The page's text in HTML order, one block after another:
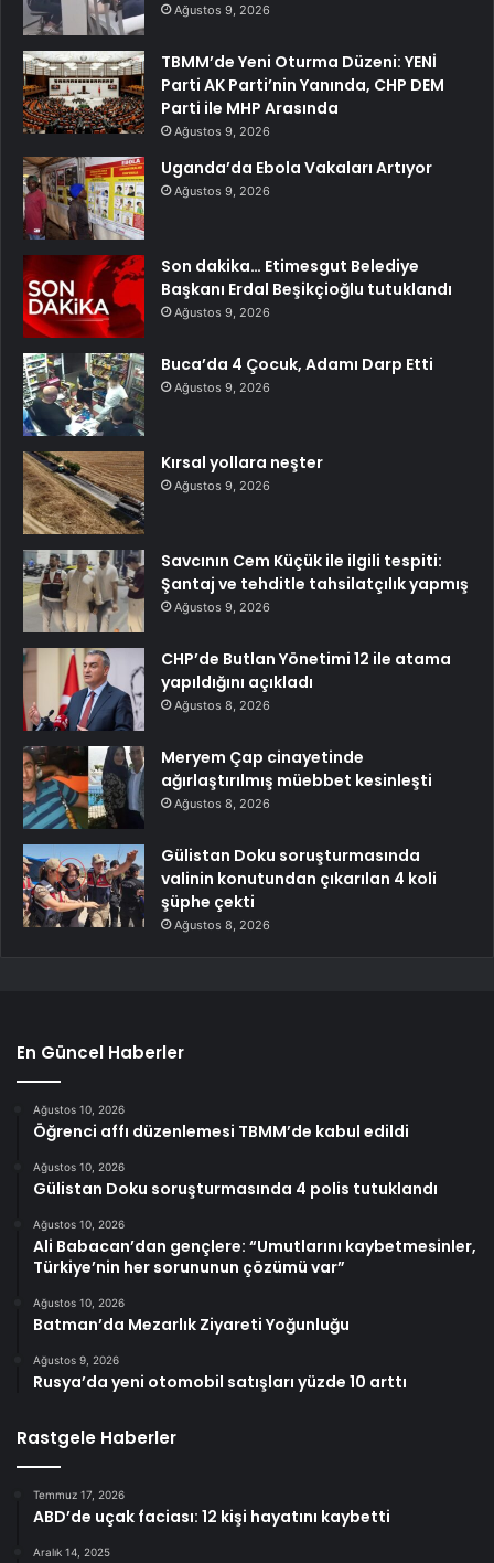
Ağustos 9, 2026
TBMM’de Yeni Oturma Düzeni: YENİ
Parti AK Parti’nin Yanında, CHP DEM
Parti ile MHP Arasında
Ağustos 9, 2026
Uganda’da Ebola Vakaları Artıyor
Ağustos 9, 2026
Son dakika… Etimesgut Belediye
Başkanı Erdal Beşikçioğlu tutuklandı
Ağustos 9, 2026
Buca’da 4 Çocuk, Adamı Darp Etti
Ağustos 9, 2026
Kırsal yollara neşter
Ağustos 9, 2026
Savcının Cem Küçük ile ilgili tespiti:
Şantaj ve tehditle tahsilatçılık yapmış
Ağustos 9, 2026
CHP’de Butlan Yönetimi 12 ile atama
yapıldığını açıkladı
Ağustos 8, 2026
Meryem Çap cinayetinde
ağırlaştırılmış müebbet kesinleşti
Ağustos 8, 2026
Gülistan Doku soruşturmasında
valinin konutundan çıkarılan 4 koli
şüphe çekti
Ağustos 8, 2026
En Güncel Haberler
Ağustos 10, 2026
Öğrenci affı düzenlemesi TBMM’de kabul edildi
Ağustos 10, 2026
Gülistan Doku soruşturmasında 4 polis tutuklandı
Ağustos 10, 2026
Ali Babacan’dan gençlere: “Umutlarını kaybetmesinler,
Türkiye’nin her sorununun çözümü var”
Ağustos 10, 2026
Batman’da Mezarlık Ziyareti Yoğunluğu
Ağustos 9, 2026
Rusya’da yeni otomobil satışları yüzde 10 arttı
Rastgele Haberler
Temmuz 17, 2026
ABD’de uçak faciası: 12 kişi hayatını kaybetti
Aralık 14, 2025